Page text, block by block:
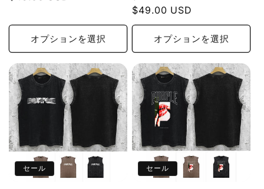
格
価
格
オプションを選択
常
価
ー
ル
価
格
$49.00 USD
オプションを選択
セール セール